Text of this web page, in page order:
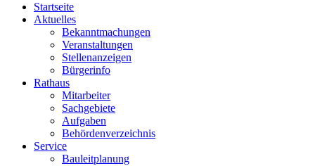
Startseite
Aktuelles
Bekanntmachungen
Veranstaltungen
Stellenanzeigen
Bürgerinfo
Rathaus
Mitarbeiter
Sachgebiete
Aufgaben
Behördenverzeichnis
Service
Bauleitplanung